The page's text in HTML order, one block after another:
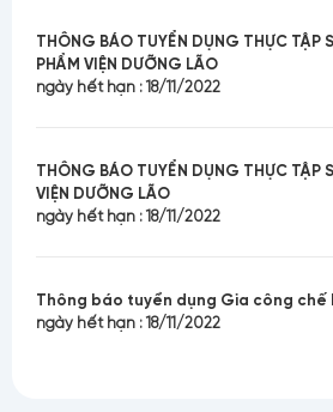
THÔNG BÁO TUYỂN DỤNG THỰC TẬP
PHẨM VIỆN DƯỠNG LÃO
ngày hết hạn : 18/11/2022
THÔNG BÁO TUYỂN DỤNG THỰC TẬP
VIỆN DƯỠNG LÃO
ngày hết hạn : 18/11/2022
Thông báo tuyển dụng Gia công chế
ngày hết hạn : 18/11/2022